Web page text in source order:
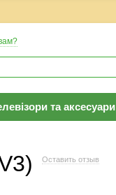
та аксесуари
Оставить отзыв